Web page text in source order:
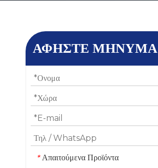
ΑΦΗΣΤΕ ΜΗΝΥΜΑ
* Απαιτούμενα Προϊόντα